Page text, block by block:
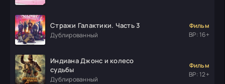
Стражи Галактики. Часть 3
Дублированный
Фильм
ВР: 16+
Индиана Джонс и колесо
судьбы
Дублированный
Фильм
ВР: 12+